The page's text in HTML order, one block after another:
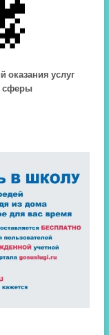
оказания услуг
сферы